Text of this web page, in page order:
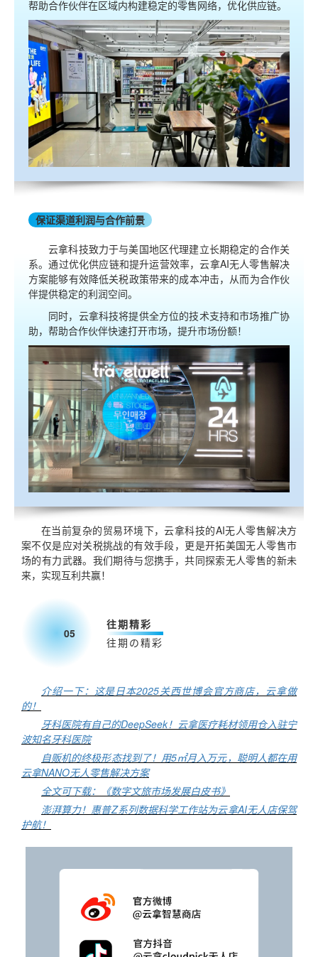
帮助合作伙伴在区域内构建稳定的零售网络，优化供应链。
保证渠道利润与合作前景
云拿科技致力于与美国地区代理建立长期稳定的合作关
系。通过优化供应链和提升运营效率，云拿AI无人零售解决
方案能够有效降低关税政策带来的成本冲击，从而为合作伙
伴提供稳定的利润空间。
同时，云拿科技将提供全方位的技术支持和市场推广协
助，帮助合作伙伴快速打开市场，提升市场份额！
在当前复杂的贸易环境下，云拿科技的AI无人零售解决方
案不仅是应对关税挑战的有效手段，更是开拓美国无人零售市
场的有力武器。我们期待与您携手，共同探索无人零售的新未
来，实现互利共赢！
05
往期精彩
往期の精彩
介绍一下：这是日本2025关西世博会官方商店，云拿做
的！
牙科医院有自己的DeepSeek！云拿医疗耗材领用仓入驻宁
波知名牙科医院
自贩机的终极形态找到了！用5㎡月入万元，聪明人都在用
云拿NANO无人零售解决方案
全文可下载：《数字文旅市场发展白皮书》
澎湃算力！惠普Z系列数据科学工作站为云拿AI无人店保驾
护航！